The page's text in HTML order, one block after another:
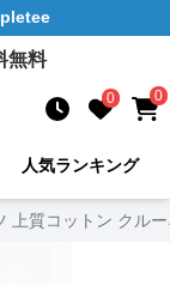
無料
0 0
人気ランキング
上質コットン クル